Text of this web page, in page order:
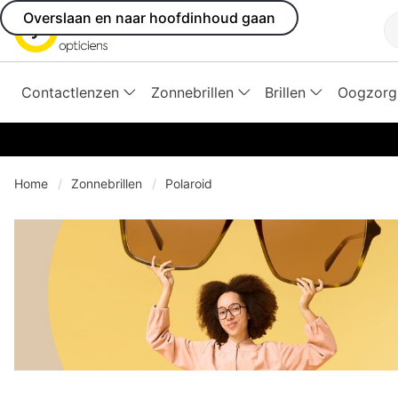
Overslaan en naar hoofdinhoud gaan
Contactlenzen Zonnebrillen Brillen Oogzorg
Home Zonnebrillen Polaroid